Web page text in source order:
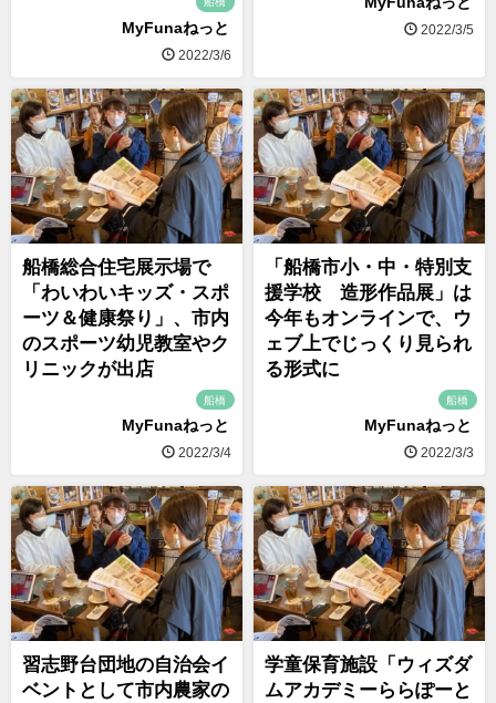
MyFunaねっと
2022/3/6
2022/3/5
船橋総合住宅展示場で
「わいわいキッズ・スポ
ーツ＆健康祭り」、市内
のスポーツ幼児教室やク
リニックが出店
船橋
MyFunaねっと
2022/3/4
「船橋市小・中・特別支
援学校 造形作品展」は
今年もオンラインで、ウ
ェブ上でじっくり見られ
る形式に
船橋
MyFunaねっと
2022/3/3
習志野台団地の自治会イ
ベントとして市内農家の
学童保育施設「ウィズダ
ムアカデミーららぽーと